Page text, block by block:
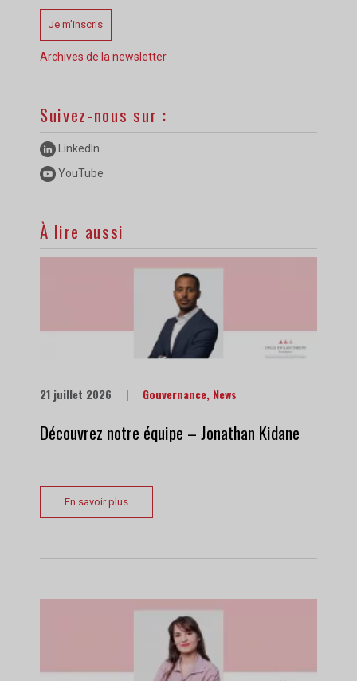
Je m’inscris
Archives de la newsletter
Suivez-nous sur :
LinkedIn
YouTube
À lire aussi
21 juillet 2026 | Gouvernance, News
Découvrez notre équipe – Jonathan Kidane
En savoir plus